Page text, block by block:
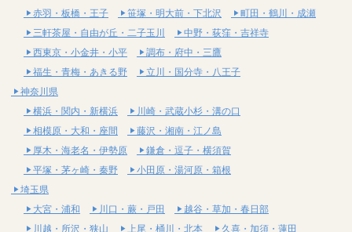
赤羽・板橋・王子
笹塚・明大前・下北沢
町田・鶴川・成瀬
三軒茶屋・自由が丘・二子玉川
中野・荻窪・吉祥寺
西東京・小金井・小平
調布・府中・三鷹
福生・青梅・あきる野
立川・国分寺・八王子
神奈川県
横浜・関内・新横浜
川崎・武蔵小杉・溝の口
相模原・大和・座間
藤沢・湘南・江ノ島
厚木・海老名・伊勢原
鎌倉・逗子・横須賀
平塚・茅ヶ崎・秦野
小田原・湯河原・箱根
埼玉県
大宮・浦和
川口・蕨・戸田
越谷・草加・春日部
川越・所沢・狭山
上尾・桶川・北本 久喜・加須・蓮田